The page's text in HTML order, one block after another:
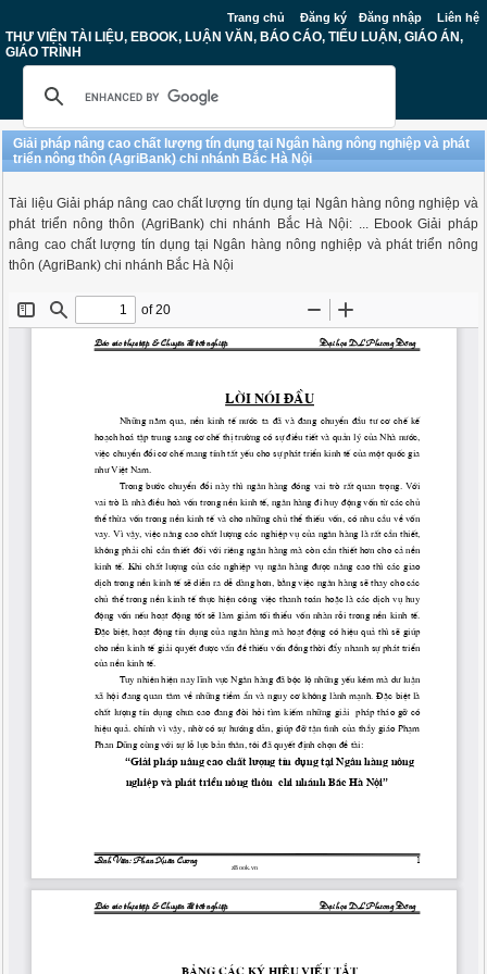
Trang chủ Đăng ký Đăng nhập Liên hệ
THƯ VIỆN TÀI LIỆU, EBOOK, LUẬN VĂN, BÁO CÁO, TIỂU LUẬN, GIÁO ÁN,
GIÁO TRÌNH
Giải pháp nâng cao chất lượng tín dụng tại Ngân hàng nông nghiệp và phát
triển nông thôn (AgriBank) chi nhánh Bắc Hà Nội
Tài liệu Giải pháp nâng cao chất lượng tín dụng tại Ngân hàng nông nghiệp và
phát triển nông thôn (AgriBank) chi nhánh Bắc Hà Nội: ... Ebook Giải pháp
nâng cao chất lượng tín dụng tại Ngân hàng nông nghiệp và phát triển nông
thôn (AgriBank) chi nhánh Bắc Hà Nội